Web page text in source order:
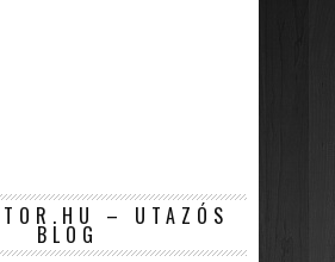
– UTAZÓS
BLOG